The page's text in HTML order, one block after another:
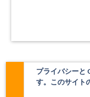
プライバシーと
す。このサイト